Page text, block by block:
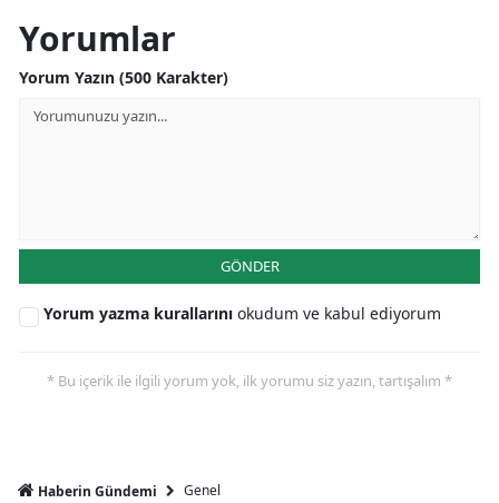
Yorumlar
Yorum Yazın (500 Karakter)
GÖNDER
Yorum yazma kurallarını okudum ve kabul ediyorum
* Bu içerik ile ilgili yorum yok, ilk yorumu siz yazın, tartışalım *
Haberin Gündemi Genel